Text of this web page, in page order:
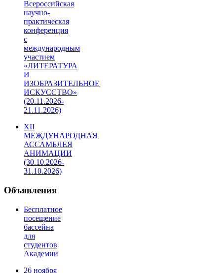
Всероссийская
научно-
практическая
конференция
с
международным
участием
«ЛИТЕРАТУРА
И
ИЗОБРАЗИТЕЛЬНОЕ
ИСКУССТВО»
(20.11.2026-
21.11.2026)
XII
МЕЖДУНАРОДНАЯ
АССАМБЛЕЯ
АНИМАЦИИ
(30.10.2026-
31.10.2026)
Объявления
Бесплатное
посещение
бассейна
для
студентов
Академии
26 ноября